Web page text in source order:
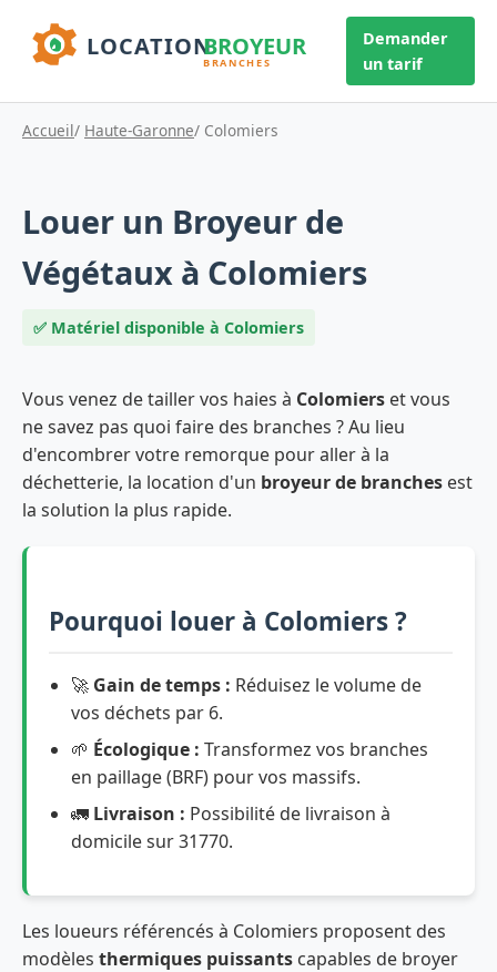
Demander
un tarif
Accueil/ Haute-Garonne/ Colomiers
Louer un Broyeur de
Végétaux à Colomiers
✅ Matériel disponible à Colomiers
Vous venez de tailler vos haies à Colomiers et vous
ne savez pas quoi faire des branches ? Au lieu
d'encombrer votre remorque pour aller à la
déchetterie, la location d'un broyeur de branches est
la solution la plus rapide.
Pourquoi louer à Colomiers ?
🚀 Gain de temps : Réduisez le volume de
vos déchets par 6.
🌱 Écologique : Transformez vos branches
en paillage (BRF) pour vos massifs.
🚛 Livraison : Possibilité de livraison à
domicile sur 31770.
Les loueurs référencés à Colomiers proposent des
modèles thermiques puissants capables de broyer